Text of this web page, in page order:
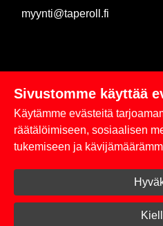
myynti@taperoll.fi
Linkit
Toimitus- ja
Kirjaudu
Sivustomme käyttää
Käytämme evästeitä
räätälöimiseen, sosiaalisen
tukemiseen ja